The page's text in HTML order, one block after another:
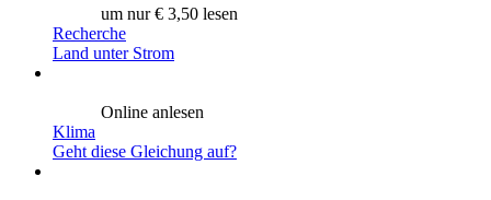
um nur € 3,50 lesen
Recherche
Land unter Strom
Online anlesen
Klima
Geht diese Gleichung auf?